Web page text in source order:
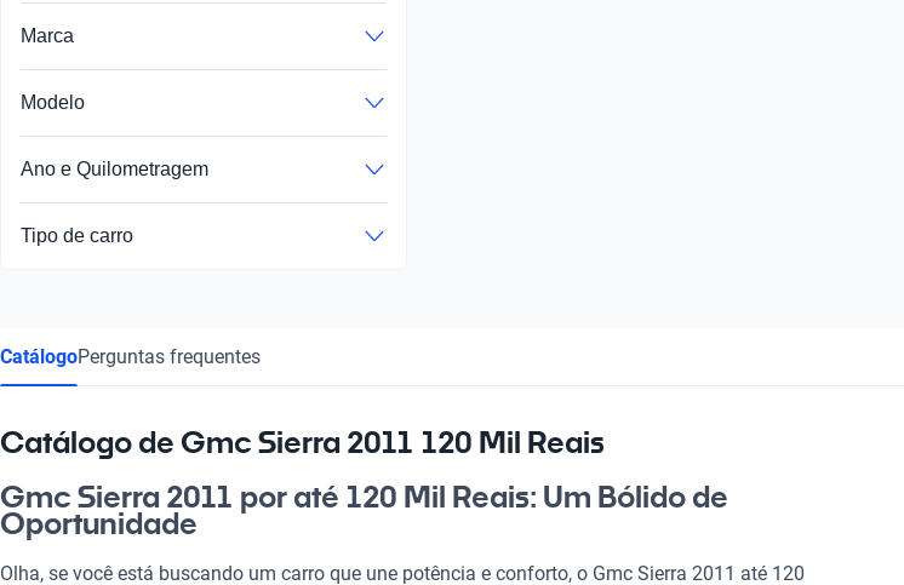
Busque por ano
Marca
Modelo
Ano e Quilometragem
Tipo de carro
CatálogoPerguntas frequentes
Catálogo de Gmc Sierra 2011 120 Mil Reais
Gmc Sierra 2011 por até 120 Mil Reais: Um Bólido de
Oportunidade
Olha, se você está buscando um carro que une potência e conforto, o Gmc Sierra 2011 até 120